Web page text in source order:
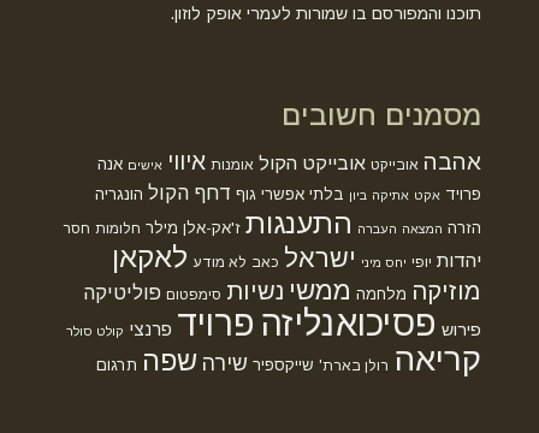
תוכנו והמפורסם בו שמורות לעמרי אופק לוזון.
מסמנים חשובים
אהבה אובייקט אובייקט הקול אומנות איווי אישים אנה
פרויד אקט אתיקה ביון בלתי אפשרי גוף דחף הקול הונגריה
הזרה המצאה העברה התענגות ז'אק-אלן מילר חלומות חסר
יהדות יופי יחס מיני ישראל כאב לא מודע לאקאן
מוזיקה מלחמה ממשי נשיות סימפטום פוליטיקה
פירוש פסיכואנליזה פרויד פרנצי קולט סולר
קריאה רולן בארת' שייקספיר שירה שפה תרגום